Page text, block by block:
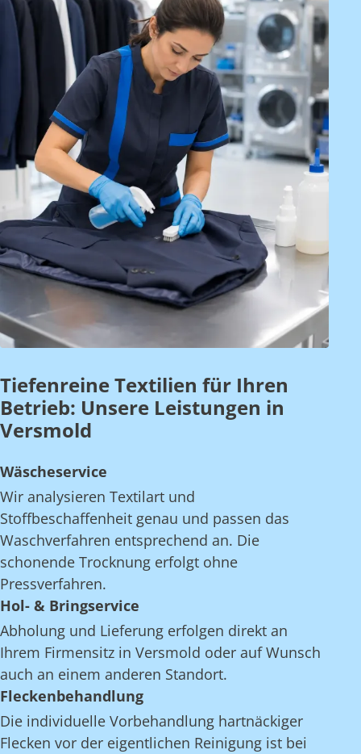
Tiefenreine Textilien für Ihren
Betrieb: Unsere Leistungen in
Versmold
Wäscheservice
Wir analysieren Textilart und
Stoffbeschaffenheit genau und passen das
Waschverfahren entsprechend an. Die
schonende Trocknung erfolgt ohne
Pressverfahren.
Hol- & Bringservice
Abholung und Lieferung erfolgen direkt an
Ihrem Firmensitz in Versmold oder auf Wunsch
auch an einem anderen Standort.
Fleckenbehandlung
Die individuelle Vorbehandlung hartnäckiger
Flecken vor der eigentlichen Reinigung ist bei